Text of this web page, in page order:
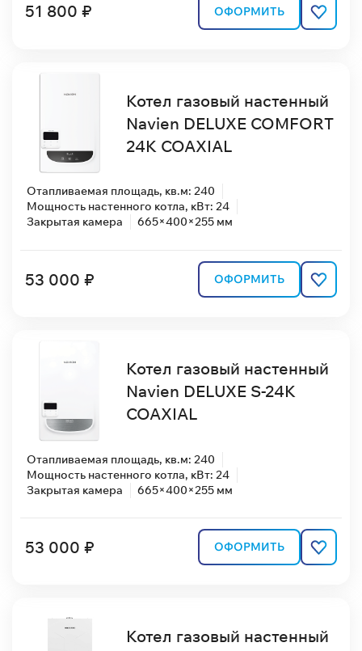
51 800 ₽ ОФОРМИТЬ
Котел газовый настенный
Navien DELUXE COMFORT
24K COAXIAL
Отапливаемая площадь, кв.м: 240
Мощность настенного котла, кВт: 24
Закрытая камера
665×400×255 мм
53 000 ₽ ОФОРМИТЬ
Котел газовый настенный
Navien DELUXE S-24K
COAXIAL
Отапливаемая площадь, кв.м: 240
Мощность настенного котла, кВт: 24
Закрытая камера
665×400×255 мм
53 000 ₽ ОФОРМИТЬ
Котел газовый настенный